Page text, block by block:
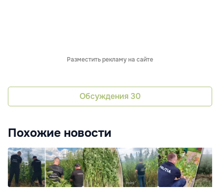
Разместить рекламу на сайте
Обсуждения 30
Похожие новости